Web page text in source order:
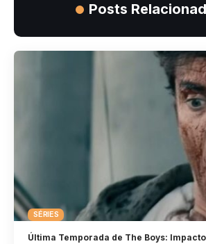
Posts
SÉRIES
Última Temporada de The Boys: